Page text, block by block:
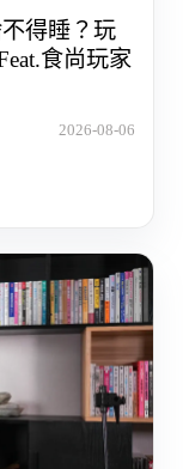
不得睡？玩
食尚玩家
2026-08-06